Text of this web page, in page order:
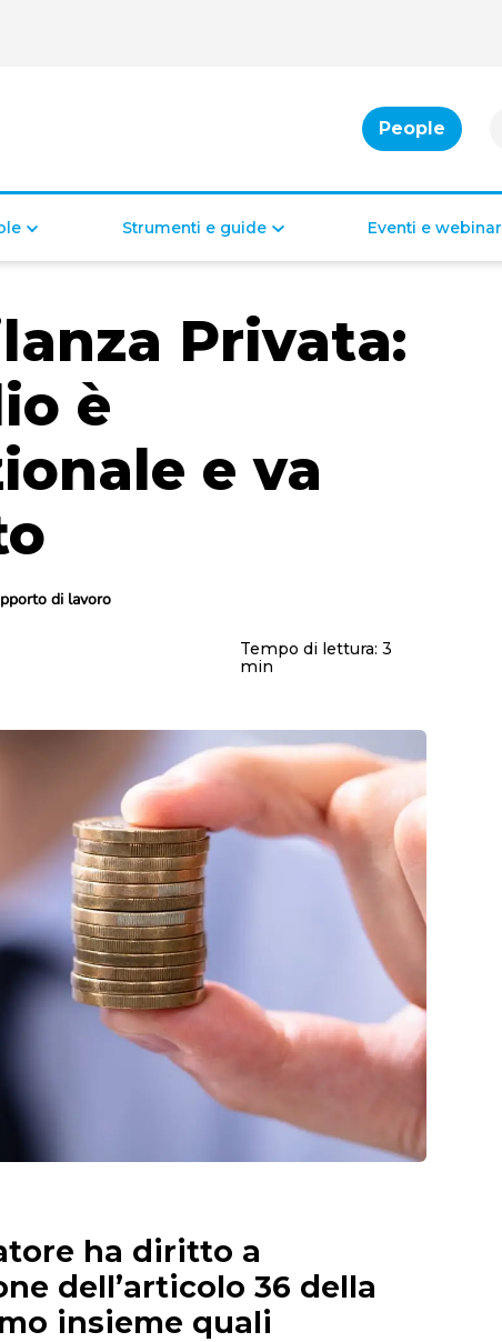
People
Indennità di disoccupazione
Bonus per la casa
Bonus per il lavoro
Diritti e doveri dei lavoratori
Malattia
Disabilità
Mobbing sul lavoro
Strumenti e guide Eventi e webinar
Privata:
è
e va
di lavoro
Tempo di lettura:3
min
ha diritto a
dell’articolo 36 della
insieme quali